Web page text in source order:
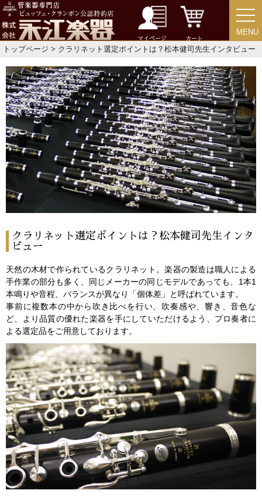
マイページ カート
MENU
MENU
トップページ > クラリネット選定ポイントは？松本健司先生インタビュー
クラリネット選定ポイントは？松本健司先生インタ
ビュー
天然の木材で作られているクラリネット。楽器の製造は職人による
手作業の部分も多く、同じメーカーの同じモデルであっても、1本1
本鳴りや音程、バランスが異なり「個体差」と呼ばれています。
事前に複数本の中から吹き比べを行い、吹奏感や、響き、音色な
ど、より品質の優れた楽器を手にしていただけるよう、プロ奏者に
よる選定品をご用意しております。